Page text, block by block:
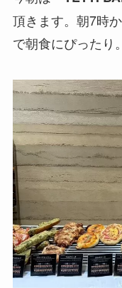
頂きます。朝7時
で朝食にぴったり。